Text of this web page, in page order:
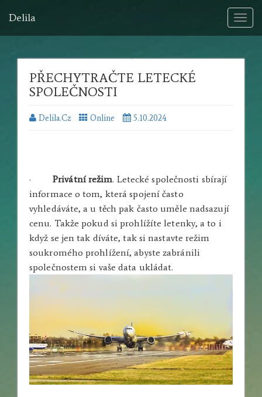
Delila
PŘECHYTRAČTE LETECKÉ
SPOLEČNOSTI
Delila.cz Online 5.10.2024
· Privátní režim. Letecké společnosti sbírají
informace o tom, která spojení často
vyhledáváte, a u těch pak často uměle nadsazují
cenu. Takže pokud si prohlížíte letenky, a to i
když se jen tak díváte, tak si nastavte režim
soukromého prohlížení, abyste zabránili
společnostem si vaše data ukládat.